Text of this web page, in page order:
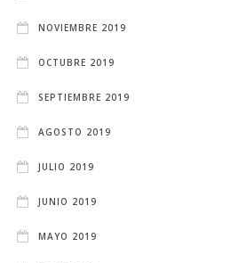
NOVIEMBRE 2019
OCTUBRE 2019
SEPTIEMBRE 2019
AGOSTO 2019
JULIO 2019
JUNIO 2019
MAYO 2019